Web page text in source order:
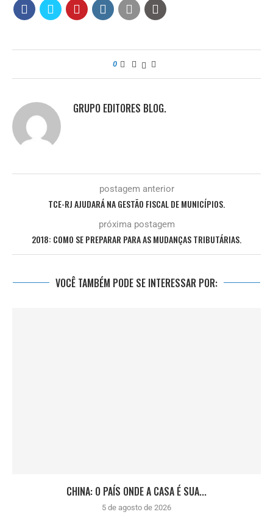
0
GRUPO EDITORES BLOG.
postagem anterior
TCE-RJ AJUDARÁ NA GESTÃO FISCAL DE MUNICÍPIOS.
próxima postagem
2018: COMO SE PREPARAR PARA AS MUDANÇAS TRIBUTÁRIAS.
VOCÊ TAMBÉM PODE SE INTERESSAR POR:
CHINA: O PAÍS ONDE A CASA É SUA...
5 de agosto de 2026